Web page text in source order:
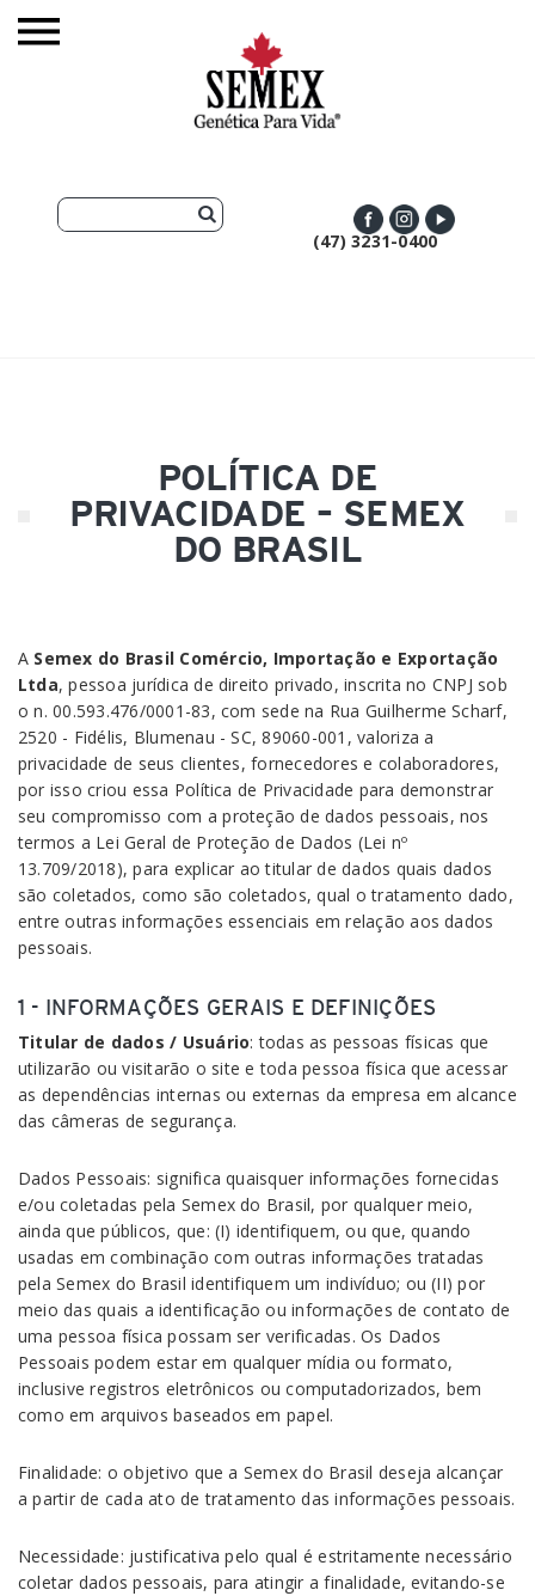
(47) 3231-0400
POLÍTICA DE
PRIVACIDADE – SEMEX
DO BRASIL
A Semex do Brasil Comércio, Importação e Exportação
Ltda, pessoa jurídica de direito privado, inscrita no CNPJ sob
o n. 00.593.476/0001-83, com sede na Rua Guilherme Scharf,
2520 - Fidélis, Blumenau - SC, 89060-001, valoriza a
privacidade de seus clientes, fornecedores e colaboradores,
por isso criou essa Política de Privacidade para demonstrar
seu compromisso com a proteção de dados pessoais, nos
termos a Lei Geral de Proteção de Dados (Lei nº
13.709/2018), para explicar ao titular de dados quais dados
são coletados, como são coletados, qual o tratamento dado,
entre outras informações essenciais em relação aos dados
pessoais.
1 - INFORMAÇÕES GERAIS E DEFINIÇÕES
Titular de dados / Usuário: todas as pessoas físicas que
utilizarão ou visitarão o site e toda pessoa física que acessar
as dependências internas ou externas da empresa em alcance
das câmeras de segurança.
Dados Pessoais: significa quaisquer informações fornecidas
e/ou coletadas pela Semex do Brasil, por qualquer meio,
ainda que públicos, que: (I) identifiquem, ou que, quando
usadas em combinação com outras informações tratadas
pela Semex do Brasil identifiquem um indivíduo; ou (II) por
meio das quais a identificação ou informações de contato de
uma pessoa física possam ser verificadas. Os Dados
Pessoais podem estar em qualquer mídia ou formato,
inclusive registros eletrônicos ou computadorizados, bem
como em arquivos baseados em papel.
Finalidade: o objetivo que a Semex do Brasil deseja alcançar
a partir de cada ato de tratamento das informações pessoais.
Necessidade: justificativa pelo qual é estritamente necessário
coletar dados pessoais, para atingir a finalidade, evitando-se